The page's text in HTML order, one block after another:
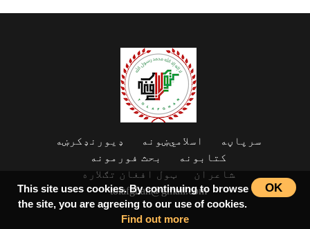
سرپاڼه اسلامي‌ښونه
ډیورنډ‌کرښه
کتابونه
بحث فورمونه
شاعران
ټول افغان تګلاره
tolafghan@gmail.com
OK
This site uses cookies. By continuing to browse
the site, you are agreeing to our use of cookies.
Find out more